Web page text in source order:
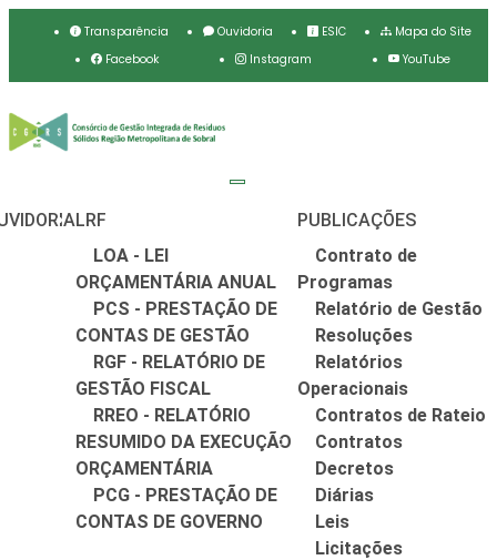
Transparência Ouvidoria ESIC
Mapa do Site
Facebook
Instagram YouTube
LRF
LOA - LEI
ORÇAMENTÁRIA ANUAL
PCS - PRESTAÇÃO DE
CONTAS DE GESTÃO
RGF - RELATÓRIO DE
GESTÃO FISCAL
RREO - RELATÓRIO
RESUMIDO DA EXECUÇÃO
ORÇAMENTÁRIA
PCG - PRESTAÇÃO DE
CONTAS DE GOVERNO
PUBLICAÇÕES
Contrato de
Programas
Relatório de Gestão
Resoluções
Relatórios
Operacionais
Contratos de Rateio
Contratos
Decretos
Diárias
Leis
Licitações